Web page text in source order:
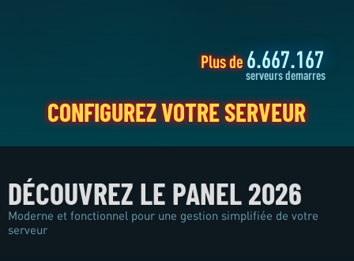
CONFIGUREZ VOTRE SERVEUR
Plus de
DÉCOUVREZ LE PANEL 2026
Moderne et fonctionnel pour une gestion simplifiée de votre
serveur